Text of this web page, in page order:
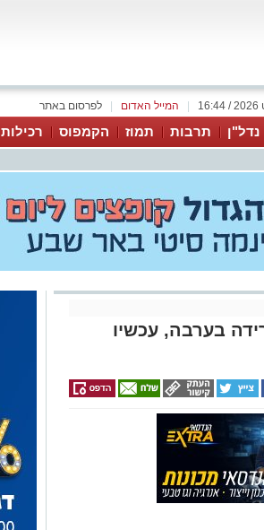
לפרסום באתר המייל האדום
נדל"ן תרבות תמוז הקמפוס רכילות
מחרידה בערבה, עכשיו